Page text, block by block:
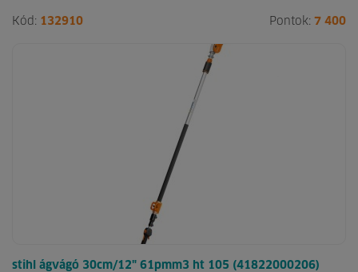
Kód: 132910 Pontok: 7 400
stihl ágvágó 30cm/12" 61pmm3 ht 105 (41822000206)